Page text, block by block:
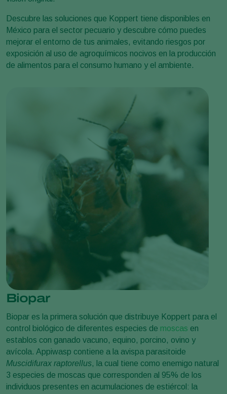
Descubre las soluciones que Koppert tiene disponibles en
México para el sector pecuario y descubre cómo puedes
mejorar el entorno de tus animales, evitando riesgos por
exposición al uso de agroquímicos nocivos en la producción
de alimentos para el consumo humano y el ambiente.
Biopar
Biopar es la primera solución que distribuye Koppert para el
control biológico de diferentes especies de moscas en
establos con ganado vacuno, equino, porcino, ovino y
avícola. Appiwasp contiene a la avispa parasitoide
Muscidifurax raptorellus, la cual tiene como enemigo natural
3 especies de moscas que corresponden al 95% de los
individuos presentes en acumulaciones de estiércol: la